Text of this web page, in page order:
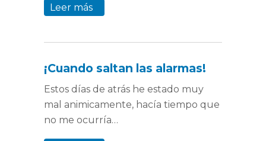
Leer más
¡Cuando saltan las alarmas!
Estos días de atrás he estado muy
mal animicamente, hacía tiempo que
no me ocurría…